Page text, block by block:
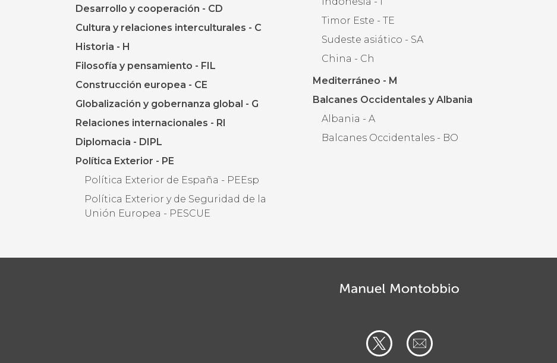
Desarrollo y cooperación - CD
Cultura y relaciones interculturales - C
Historia - H
Filosofía y pensamiento - FIL
Construcción europea - CE
Globalización y gobernanza global - G
Relaciones internacionales - RI
Diplomacia - DIPL
Política Exterior - PE
Política Exterior de España - PEEsp
Política Exterior y de Seguridad de la
Unión Europea - PESCUE
Timor Este - TE
Sudeste asiático - SA
China - Ch
Mediterráneo - M
Balcanes Occidentales y Albania
Albania - A
Balcanes Occidentales - BO